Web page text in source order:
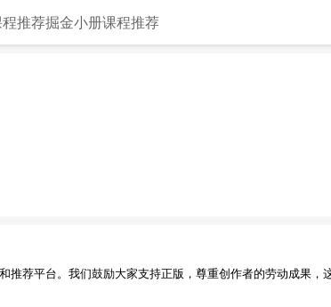
推荐掘金小册课程推荐
荐平台。我们鼓励大家支持正版，尊重创作者的劳动成果